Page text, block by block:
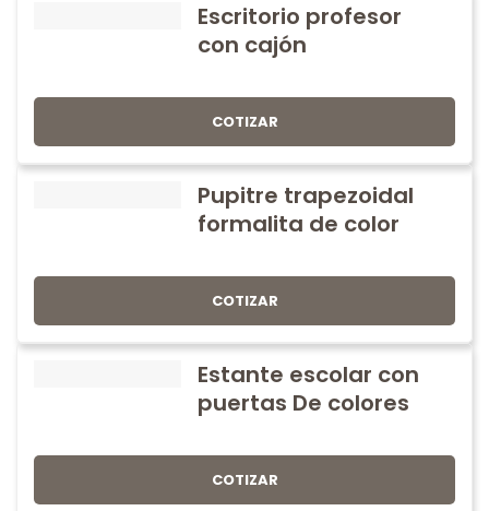
Escritorio profesor
con cajón
COTIZAR
Pupitre trapezoidal
formalita de color
COTIZAR
Estante escolar con
puertas De colores
COTIZAR